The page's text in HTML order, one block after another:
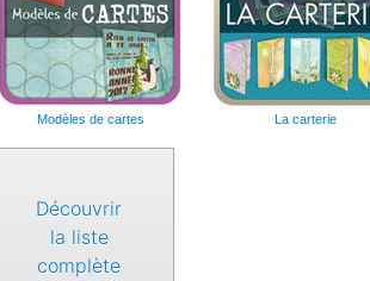
Modèles de cartes La carterie
Découvrir
la liste
complète